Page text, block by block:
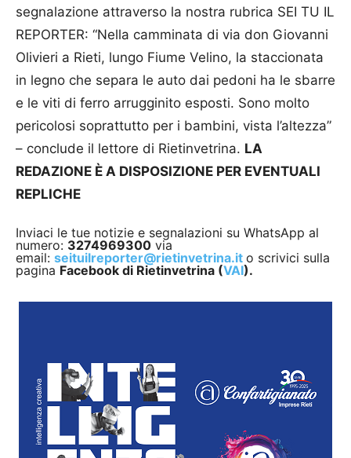
segnalazione attraverso la nostra rubrica SEI TU IL
REPORTER: “Nella camminata di via don Giovanni
Olivieri a Rieti, lungo Fiume Velino, la staccionata
in legno che separa le auto dai pedoni ha le sbarre
e le viti di ferro arrugginito esposti. Sono molto
pericolosi soprattutto per i bambini, vista l’altezza”
– conclude il lettore di Rietinvetrina. LA
REDAZIONE È A DISPOSIZIONE PER EVENTUALI
REPLICHE
Inviaci le tue notizie e segnalazioni su WhatsApp al
numero: 3274969300 via
email: seituilreporter@rietinvetrina.it o scrivici sulla
pagina Facebook di Rietinvetrina (VAI).